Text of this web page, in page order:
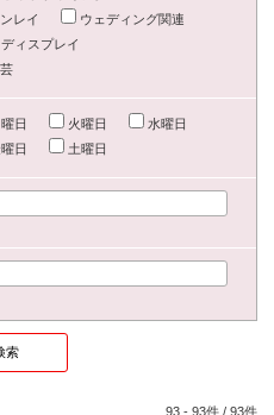
レイ
ウェディング関連
ディスプレイ
曜日 火曜日
水曜日
日 土曜日
93 -93件 /93件